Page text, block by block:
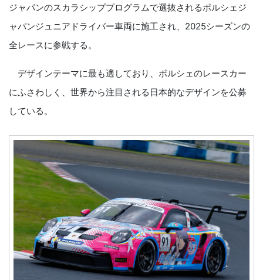
ジャパンのスカラシッププログラムで選抜されるポルシェジ
ャパンジュニアドライバー車両に施工され、2025シーズンの
全レースに参戦する。
デザインテーマに最も適しており、ポルシェのレースカー
にふさわしく、世界から注目される日本的なデザインを公募
している。